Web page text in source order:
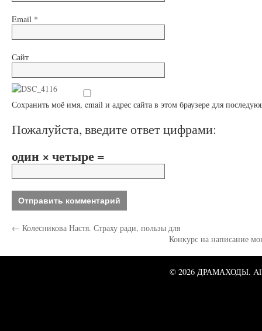
Email *
Сайт
Сохранить моё имя, email и адрес сайта в этом браузере для
Пожалуйста, введите ответ цифрами:
один × четыре =
← Колесникова Настя. Страху ради, пользы для
Конкурс на написание
© 2026 ДРАМАХОДЫ. All